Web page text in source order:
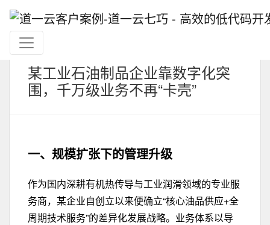
某工业石油制品企业靠数字化突
围，千万级业务不再“卡壳”
一、 规模扩张下的管理升级
作为国内深耕有机热传导与工业润滑领域的专业服
务商，某企业自创立以来便确立“核心油品供应+全
周期技术服务”的差异化发展战略。业务体系以导